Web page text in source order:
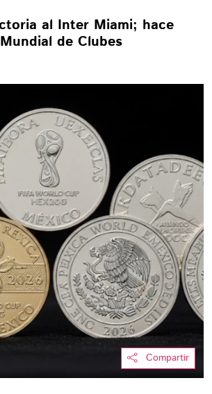
al Inter Miami; hace
de Clubes
Compartir